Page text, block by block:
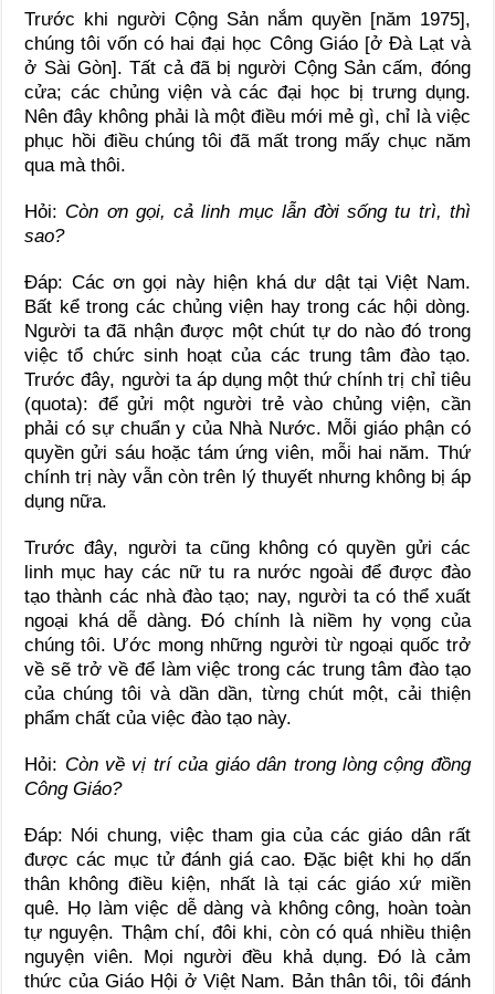
Trước khi người Cộng Sản nắm quyền [năm 1975],
chúng tôi vốn có hai đại học Công Giáo [ở Đà Lạt và
ở Sài Gòn]. Tất cả đã bị người Cộng Sản cấm, đóng
cửa; các chủng viện và các đại học bị trưng dụng.
Nên đây không phải là một điều mới mẻ gì, chỉ là việc
phục hồi điều chúng tôi đã mất trong mấy chục năm
qua mà thôi.
Hỏi: Còn ơn gọi, cả linh mục lẫn đời sống tu trì, thì
sao?
Đáp: Các ơn gọi này hiện khá dư dật tại Việt Nam.
Bất kể trong các chủng viện hay trong các hội dòng.
Người ta đã nhận được một chút tự do nào đó trong
việc tổ chức sinh hoạt của các trung tâm đào tạo.
Trước đây, người ta áp dụng một thứ chính trị chỉ tiêu
(quota): để gửi một người trẻ vào chủng viện, cần
phải có sự chuẩn y của Nhà Nước. Mỗi giáo phận có
quyền gửi sáu hoặc tám ứng viên, mỗi hai năm. Thứ
chính trị này vẫn còn trên lý thuyết nhưng không bị áp
dụng nữa.
Trước đây, người ta cũng không có quyền gửi các
linh mục hay các nữ tu ra nước ngoài để được đào
tạo thành các nhà đào tạo; nay, người ta có thể xuất
ngoại khá dễ dàng. Đó chính là niềm hy vọng của
chúng tôi. Ước mong những người từ ngoại quốc trở
về sẽ trở về để làm việc trong các trung tâm đào tạo
của chúng tôi và dần dần, từng chút một, cải thiện
phẩm chất của việc đào tạo này.
Hỏi: Còn về vị trí của giáo dân trong lòng cộng đồng
Công Giáo?
Đáp: Nói chung, việc tham gia của các giáo dân rất
được các mục tử đánh giá cao. Đặc biệt khi họ dấn
thân không điều kiện, nhất là tại các giáo xứ miền
quê. Họ làm việc dễ dàng và không công, hoàn toàn
tự nguyện. Thậm chí, đôi khi, còn có quá nhiều thiện
nguyện viên. Mọi người đều khả dụng. Đó là cảm
thức của Giáo Hội ở Việt Nam. Bản thân tôi, tôi đánh